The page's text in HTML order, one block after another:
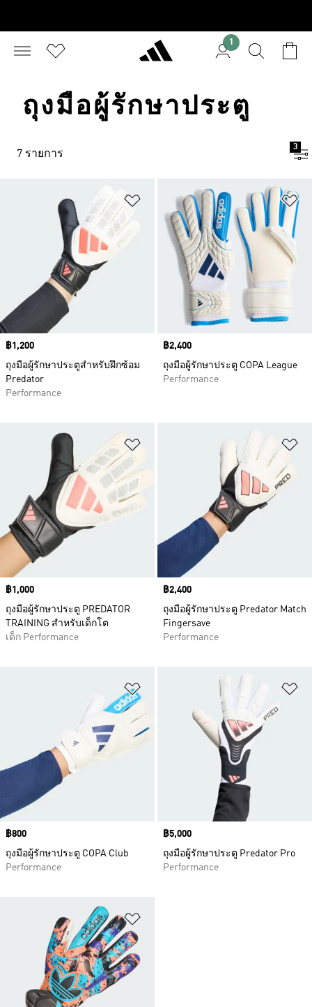
1
ถุงมือผู้รักษาประตู
7 รายการ
3
เพิ่มไปยังรายการสินค้าโปรด
Price
฿1,200
ถุงมือผู้รักษาประตูสำหรับฝึกซ้อม
Predator
Performance
Price
฿2,400
ถุงมือผู้รักษาประตู COPA League
Performance
Price
฿1,000
ถุงมือผู้รักษาประตู PREDATOR
TRAINING สำหรับเด็กโต
เด็ก Performance
Price
฿2,400
ถุงมือผู้รักษาประตู Predator Match
Fingersave
Performance
เพิ่มไปยังรายการสินค้าโปรด
Price
฿800
ถุงมือผู้รักษาประตู COPA Club
Performance
Price
฿5,000
ถุงมือผู้รักษาประตู Predator Pro
Performance